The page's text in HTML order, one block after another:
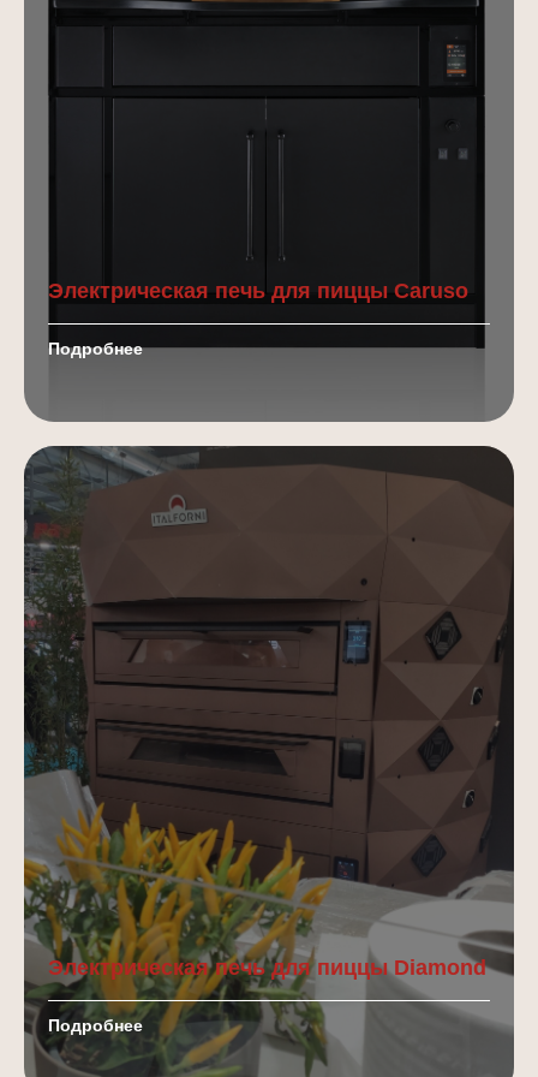
Электрическая печь для пиццы Caruso
Подробнее
Электрическая печь для пиццы Diamond
Подробнее
ВСЕ
ДЛЯ
ПИЦЦЫ
пиццайоло и пекарей